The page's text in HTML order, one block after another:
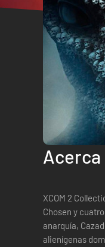
Acerca
XCOM 2
Chosen y
anarquía,
alienígenas